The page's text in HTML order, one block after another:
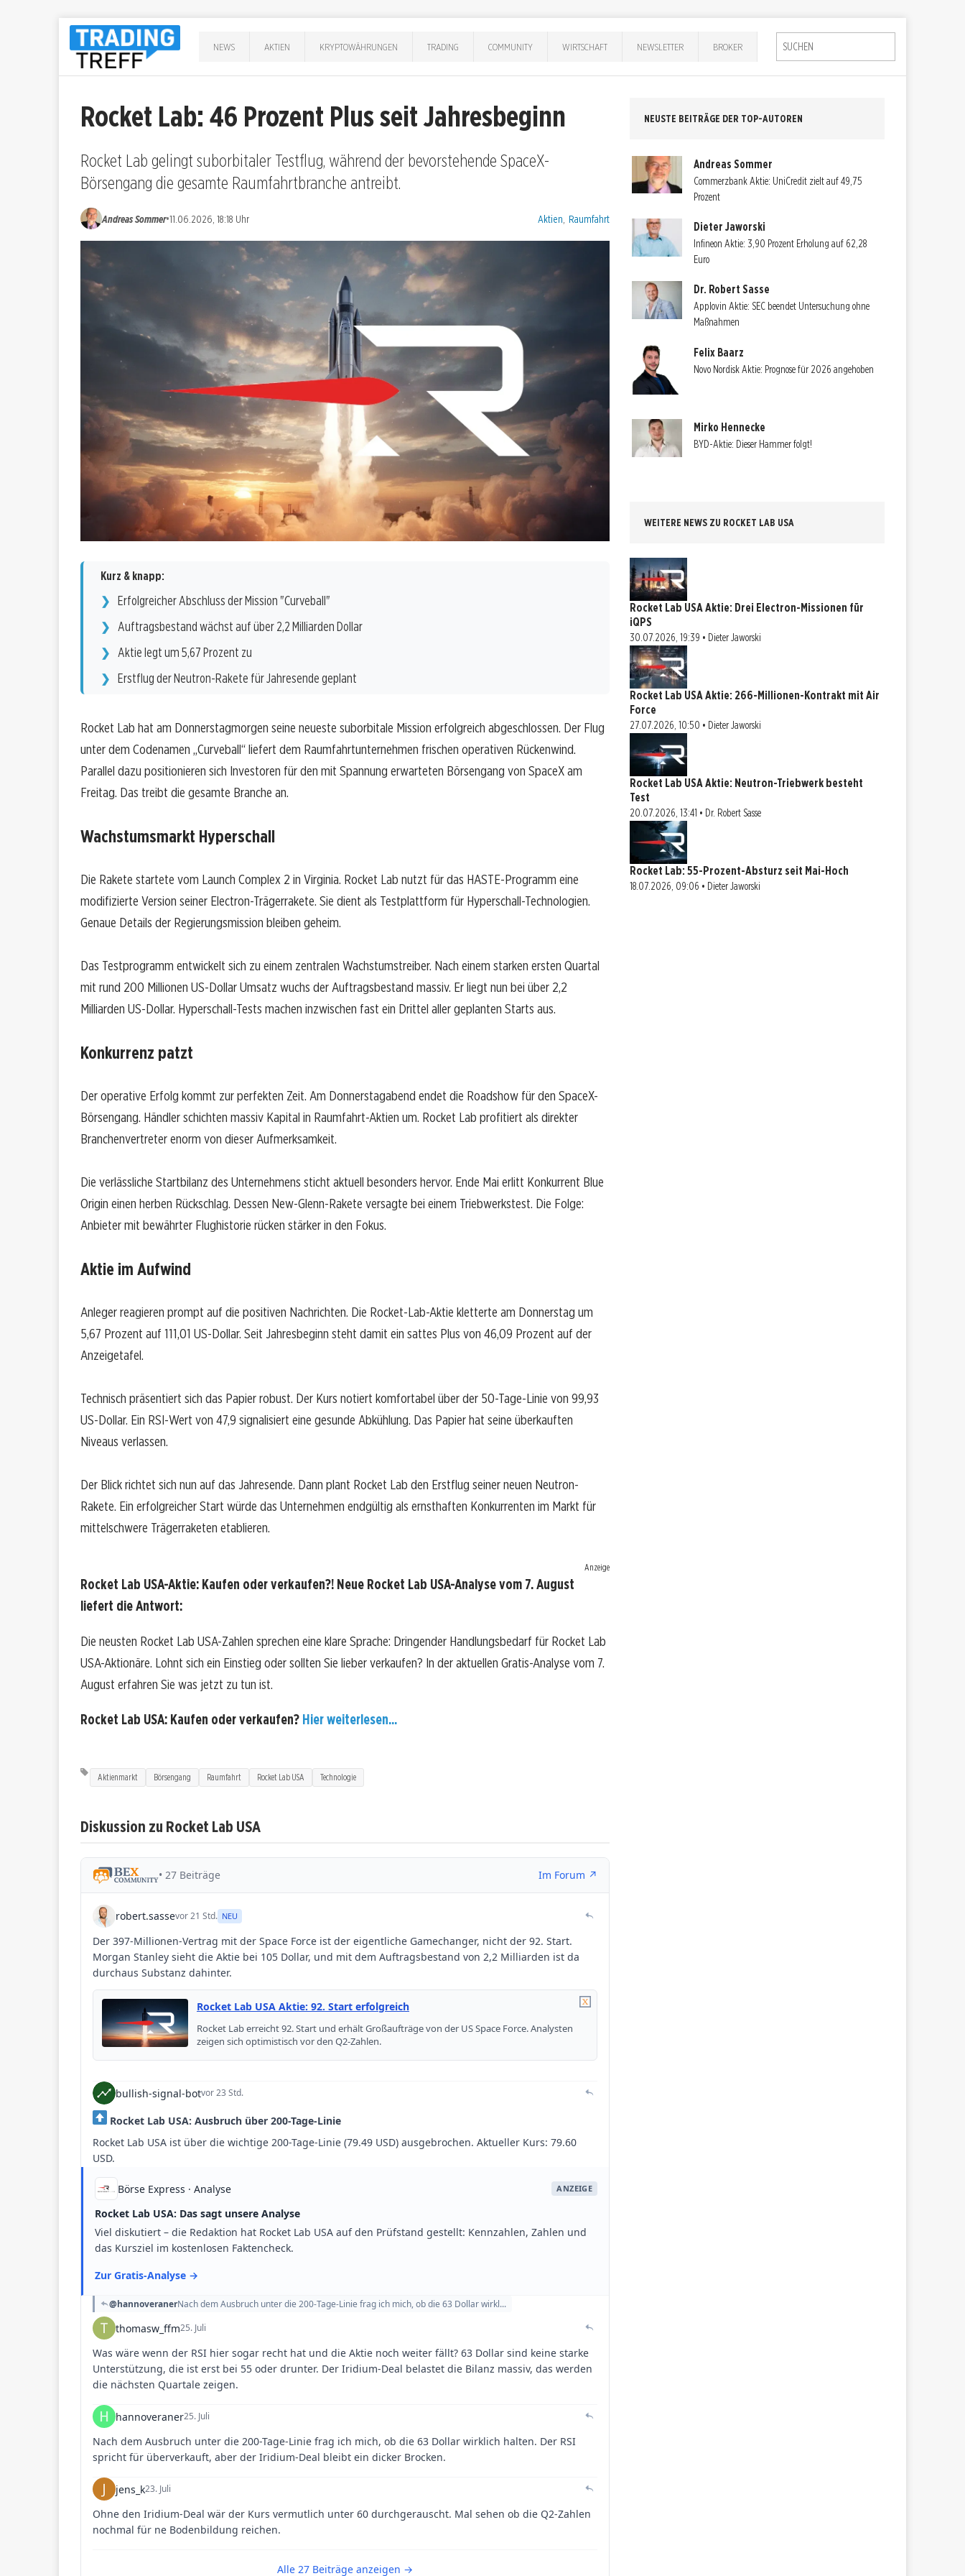
NEWS AKTIEN KRYPTOWÄHRUNGEN TRADING COMMUNITY WIRTSCHAFT NEWSLETTER BROKER
Rocket Lab: 46 Prozent Plus seit Jahresbeginn
Rocket Lab gelingt suborbitaler Testflug, während der bevorstehende SpaceX-
Börsengang die gesamte Raumfahrtbranche antreibt.
Andreas Sommer•11.06.2026, 18:18 Uhr Kategorien:
Aktien Raumfahrt
Kurz & knapp:
Erfolgreicher Abschluss der Mission "Curveball"
Auftragsbestand wächst auf über 2,2 Milliarden Dollar
Aktie legt um 5,67 Prozent zu
Erstflug der Neutron-Rakete für Jahresende geplant
Rocket Lab hat am Donnerstagmorgen seine neueste suborbitale Mission erfolgreich abgeschlossen. Der Flug
unter dem Codenamen „Curveball“ liefert dem Raumfahrtunternehmen frischen operativen Rückenwind.
Parallel dazu positionieren sich Investoren für den mit Spannung erwarteten Börsengang von SpaceX am
Freitag. Das treibt die gesamte Branche an.
Wachstumsmarkt Hyperschall
Die Rakete startete vom Launch Complex 2 in Virginia. Rocket Lab nutzt für das HASTE-Programm eine
modifizierte Version seiner Electron-Trägerrakete. Sie dient als Testplattform für Hyperschall-Technologien.
Genaue Details der Regierungsmission bleiben geheim.
Das Testprogramm entwickelt sich zu einem zentralen Wachstumstreiber. Nach einem starken ersten Quartal
mit rund 200 Millionen US-Dollar Umsatz wuchs der Auftragsbestand massiv. Er liegt nun bei über 2,2
Milliarden US-Dollar. Hyperschall-Tests machen inzwischen fast ein Drittel aller geplanten Starts aus.
Konkurrenz patzt
Der operative Erfolg kommt zur perfekten Zeit. Am Donnerstagabend endet die Roadshow für den SpaceX-
Börsengang. Händler schichten massiv Kapital in Raumfahrt-Aktien um. Rocket Lab profitiert als direkter
Branchenvertreter enorm von dieser Aufmerksamkeit.
Die verlässliche Startbilanz des Unternehmens sticht aktuell besonders hervor. Ende Mai erlitt Konkurrent Blue
Origin einen herben Rückschlag. Dessen New-Glenn-Rakete versagte bei einem Triebwerkstest. Die Folge:
Anbieter mit bewährter Flughistorie rücken stärker in den Fokus.
Aktie im Aufwind
Anleger reagieren prompt auf die positiven Nachrichten. Die Rocket-Lab-Aktie kletterte am Donnerstag um
5,67 Prozent auf 111,01 US-Dollar. Seit Jahresbeginn steht damit ein sattes Plus von 46,09 Prozent auf der
Anzeigetafel.
Technisch präsentiert sich das Papier robust. Der Kurs notiert komfortabel über der 50-Tage-Linie von 99,93
US-Dollar. Ein RSI-Wert von 47,9 signalisiert eine gesunde Abkühlung. Das Papier hat seine überkauften
Niveaus verlassen.
Der Blick richtet sich nun auf das Jahresende. Dann plant Rocket Lab den Erstflug seiner neuen Neutron-
Rakete. Ein erfolgreicher Start würde das Unternehmen endgültig als ernsthaften Konkurrenten im Markt für
mittelschwere Trägerraketen etablieren.
Anzeige
Rocket Lab USA-Aktie: Kaufen oder verkaufen?! Neue Rocket Lab USA-Analyse vom 7. August
liefert die Antwort:
Die neusten Rocket Lab USA-Zahlen sprechen eine klare Sprache: Dringender Handlungsbedarf für Rocket Lab
USA-Aktionäre. Lohnt sich ein Einstieg oder sollten Sie lieber verkaufen? In der aktuellen Gratis-Analyse vom 7.
August erfahren Sie was jetzt zu tun ist.
Rocket Lab USA: Kaufen oder verkaufen? Hier weiterlesen...
Aktienmarkt Börsengang Raumfahrt Rocket Lab USA Technologie
Diskussion zu Rocket Lab USA
NEUSTE BEITRÄGE DER TOP-AUTOREN
Andreas Sommer
Commerzbank Aktie: UniCredit zielt auf 49,75
Prozent
Dieter Jaworski
Infineon Aktie: 3,90 Prozent Erholung auf 62,28
Euro
Dr. Robert Sasse
Applovin Aktie: SEC beendet Untersuchung ohne
Maßnahmen
Felix Baarz
Novo Nordisk Aktie: Prognose für 2026 angehoben
Mirko Hennecke
BYD-Aktie: Dieser Hammer folgt!
WEITERE NEWS ZU ROCKET LAB USA
Rocket Lab USA Aktie: Drei Electron-Missionen für
iQPS
30.07.2026, 19:39 • Dieter Jaworski
Rocket Lab USA Aktie: 266-Millionen-Kontrakt mit Air
Force
27.07.2026, 10:50 • Dieter Jaworski
Rocket Lab USA Aktie: Neutron-Triebwerk besteht
Test
20.07.2026, 13:41 • Dr. Robert Sasse
Rocket Lab: 55-Prozent-Absturz seit Mai-Hoch
18.07.2026, 09:06 • Dieter Jaworski